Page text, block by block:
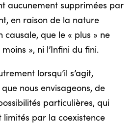
aucunement supprimées par
en raison de la nature
que le « plus » ne
», ni l’Infini du fini.
lorsqu’il s’agit,
nous envisageons, de
particulières, qui
limités par la coexistence